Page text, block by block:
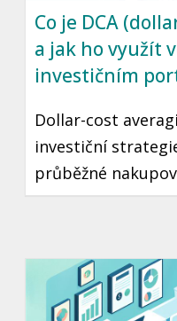
Co je DCA
a jak ho využít
investičním
Dollar-cost
investiční
průběžné
v fixním množství
načasování a
článek vás